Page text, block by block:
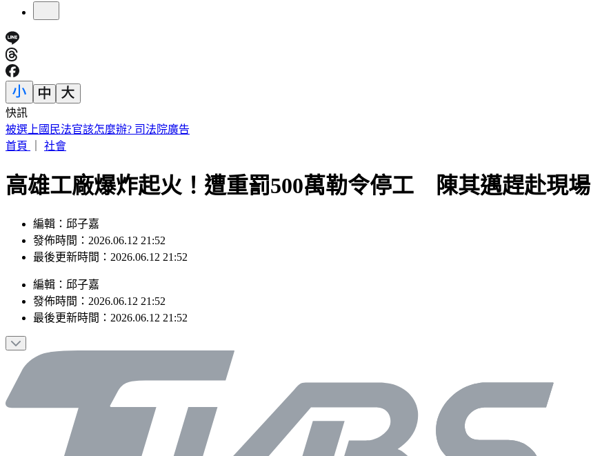
快訊
買疫苗遭詐騙10億 慈濟再發聲：捍衛捐款大眾權益
首頁
社會
高雄工廠爆炸起火！遭重罰500萬勒令停工 陳其邁趕赴現場
編輯：邱子嘉
發佈時間：2026.06.12 21:52
最後更新時間：2026.06.12 21:52
編輯 ： 邱子嘉
發佈時間： 2026.06.12 21:52
最後更新時間： 2026.06.12 21:52